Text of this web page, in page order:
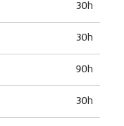
30h
30h
90h
30h